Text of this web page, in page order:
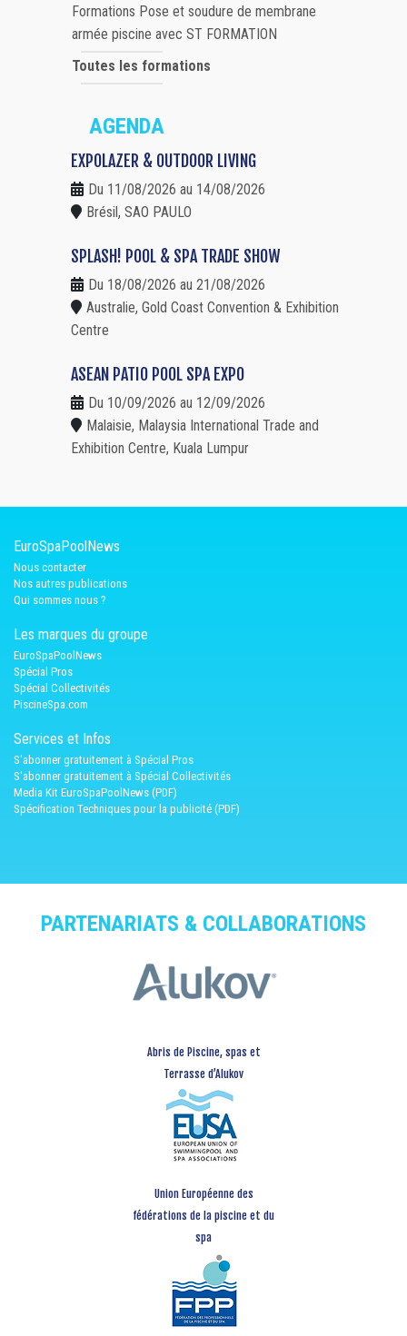
Formations Pose et soudure de membrane
armée piscine avec ST FORMATION
Toutes les formations
AGENDA
EXPOLAZER & OUTDOOR LIVING
Du 11/08/2026 au 14/08/2026
Brésil, SAO PAULO
SPLASH! POOL & SPA TRADE SHOW
Du 18/08/2026 au 21/08/2026
Australie, Gold Coast Convention & Exhibition
Centre
ASEAN PATIO POOL SPA EXPO
Du 10/09/2026 au 12/09/2026
Malaisie, Malaysia International Trade and
Exhibition Centre, Kuala Lumpur
EuroSpaPoolNews
Nous contacter
Nos autres publications
Qui sommes nous ?
Les marques du groupe
EuroSpaPoolNews
Spécial Pros
Spécial Collectivités
PiscineSpa.com
Services et Infos
S'abonner gratuitement à Spécial Pros
S'abonner gratuitement à Spécial Collectivités
Media Kit EuroSpaPoolNews (PDF)
Spécification Techniques pour la publicité (PDF)
PARTENARIATS & COLLABORATIONS
Abris de Piscine, spas et
Terrasse d’Alukov
Union Européenne des
fédérations de la piscine et du
spa